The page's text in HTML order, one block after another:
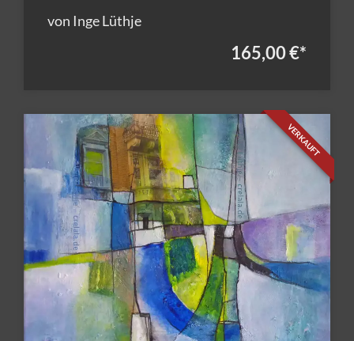
von Inge Lüthje
165,00 €*
VERKAUFT